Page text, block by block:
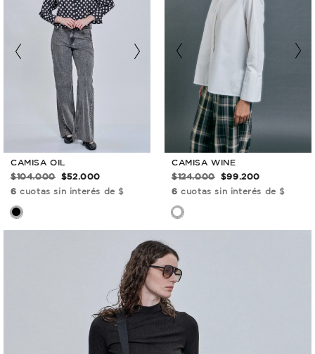
CAMISA OIL
$104.000
$52.000
6 cuotas sin interés de $
CAMISA WINE
$124.000
$99.200
6 cuotas sin interés de $